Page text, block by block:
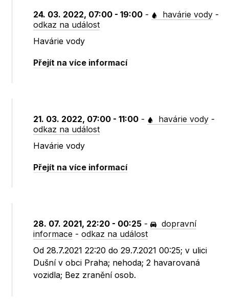
24. 03. 2022, 07:00 - 19:00 - havárie vody -
odkaz na událost
Havárie vody
Přejít na více informací
21. 03. 2022, 07:00 - 11:00 - havárie vody -
odkaz na událost
Havárie vody
Přejít na více informací
28. 07. 2021, 22:20 - 00:25 -
dopravní
informace -odkaz na událost
Od 28.7.2021 22:20 do 29.7.2021 00:25; v ulici
Dušní v obci Praha; nehoda; 2 havarovaná
vozidla; Bez zranění osob.